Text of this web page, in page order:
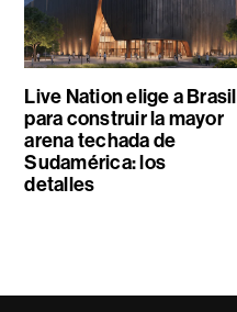
Live Nation elige a Brasil
para construir la mayor
arena techada de
Sudamérica: los
detalles